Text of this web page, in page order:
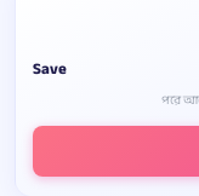
Save
পরে